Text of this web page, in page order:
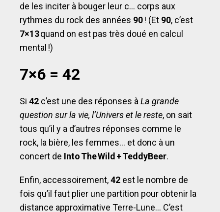
de les inciter à bouger leur c… corps aux
rythmes du rock des années 90! (Et 90, c’est
7×13quand on est pas très doué en calcul
mental !)
7×6 = 42
Si 42 c’est une des réponses à La grande
question sur la vie, l’Univers et le reste, on sait
tous qu’il y a d’autres réponses comme le
rock, la bière, les femmes… et donc à un
concert de Into The Wild + TeddyBeer.
Enfin, accessoirement,42 est le nombre de
fois qu’il faut plier une partition pour obtenir la
distance approximative Terre-Lune… C’est